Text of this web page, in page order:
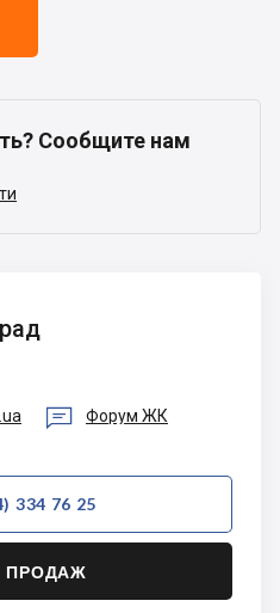
Сообщите нам
 Форум ЖК
334 76 25
ПРОДАЖ